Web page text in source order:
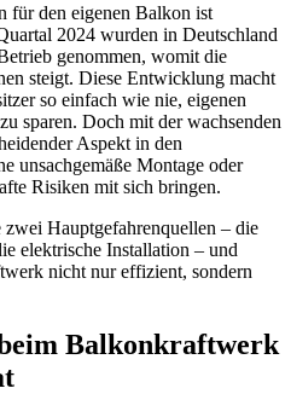
für den eigenen Balkon ist
2024 wurden in Deutschland
genommen, womit die
steigt. Diese Entwicklung macht
so einfach wie nie, eigenen
sparen. Doch mit der wachsenden
Aspekt in den
unsachgemäße Montage oder
Risiken mit sich bringen.
Hauptgefahrenquellen – die
elektrische Installation – und
nicht nur effizient, sondern
Balkonkraftwerk